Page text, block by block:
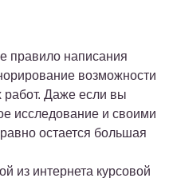
правило написания
возможности
работ. Даже если вы
исследование и своими
остается большая
из интернета курсовой